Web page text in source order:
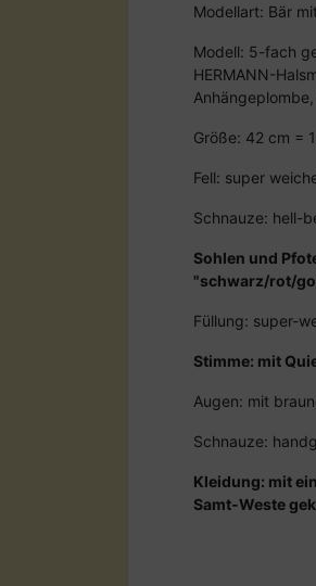
Modellart: Bär
Modell: 5-fach
HERMANN-
Größe: 42 cm =
Fell: super
Schnauze: hell-
Sohlen und
"schwarz/rot/
Füllung: super-
Stimme: mit
Augen: mit
Schnauze:
Kleidung: mit
Samt-Weste